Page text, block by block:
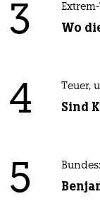
3 Wo
4 Teuer,
Sind
5